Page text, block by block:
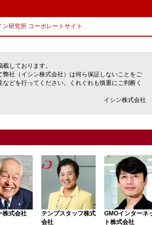
研究所 コーポレートサイト
しております。
社（イシン株式会社）は何ら保証しないことをご
どを行ってください。くれぐれも慎重にご判断く
イシン株式会社
株式会社
テンプスタッフ株式
会社
GMOインターネ
ト株式会社